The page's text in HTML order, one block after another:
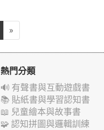
»
熱門分類
🔊 有聲書與互動遊戲書
📚 貼紙書與學習認知書
📖 兒童繪本與故事書
🧩 認知拼圖與邏輯訓練